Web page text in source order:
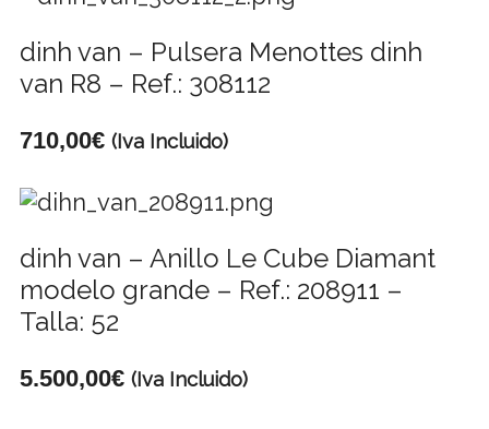
dinh van – Pulsera Menottes dinh
van R8 – Ref.: 308112
710,00€ (Iva Incluido)
dinh van – Anillo Le Cube Diamant
modelo grande – Ref.: 208911 –
Talla: 52
5.500,00€ (Iva Incluido)